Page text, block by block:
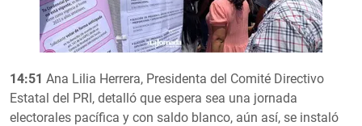
14:51 Ana Lilia Herrera, Presidenta del Comité Directivo
Estatal del PRI, detalló que espera sea una jornada
electorales pacífica y con saldo blanco, aún así, se instaló